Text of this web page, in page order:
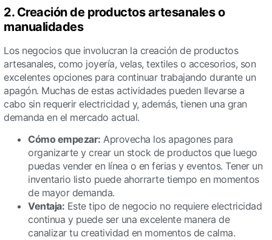
2. Creación de productos artesanales o
manualidades
Los negocios que involucran la creación de productos
artesanales, como joyería, velas, textiles o accesorios, son
excelentes opciones para continuar trabajando durante un
apagón. Muchas de estas actividades pueden llevarse a
cabo sin requerir electricidad y, además, tienen una gran
demanda en el mercado actual.
Cómo empezar: Aprovecha los apagones para
organizarte y crear un stock de productos que luego
puedas vender en línea o en ferias y eventos. Tener un
inventario listo puede ahorrarte tiempo en momentos
de mayor demanda.
Ventaja: Este tipo de negocio no requiere electricidad
continua y puede ser una excelente manera de
canalizar tu creatividad en momentos de calma.